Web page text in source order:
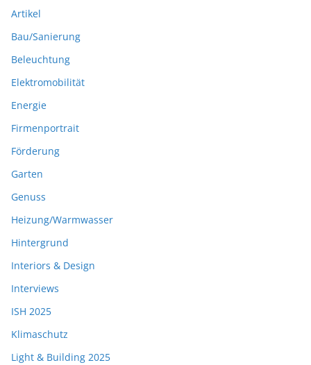
Artikel
Bau/Sanierung
Beleuchtung
Elektromobilität
Energie
Firmenportrait
Förderung
Garten
Genuss
Heizung/Warmwasser
Hintergrund
Interiors & Design
Interviews
ISH 2025
Klimaschutz
Light & Building 2025